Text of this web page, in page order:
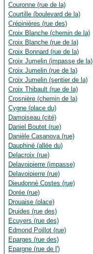
Couronne (rue de la)
Courtille (boulevard de la)
Crépinières (rue des)
Croix Blanche (chemin de la)
Croix Blanche (rue de la)
Croix Bonnard (rue de la)
Croix Jumelin (impasse de la)
Croix Jumelin (rue de la)
Croix Jumelin (sentier de la)
Croix Thibault (rue de la)
Crosnière (chemin de la)
Cygne (place du)
Damoiseau (cité)
Daniel Boutet (rue)
Danièle Casanova (rue)
Dauphiné (allée du)
Delacroix (rue)
Delavoipierre (impasse)
Delavoipierre (rue)
Dieudonné Costes (rue)
Dorée (rue)
Drouaise (place)
Druides (rue des)
Ecuyers (rue des)
Edmond Poillot (rue)
Eparges (rue des)
Epargne (rue de l')